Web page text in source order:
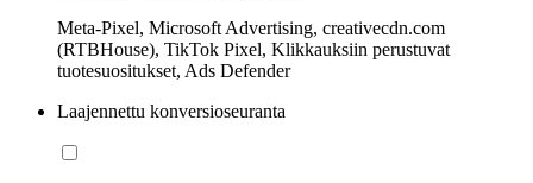
Meta-Pixel, Microsoft Advertising, creativecdn.com
(RTBHouse), TikTok Pixel, Klikkauksiin perustuvat
tuotesuositukset, Ads Defender
Laajennettu konversioseuranta